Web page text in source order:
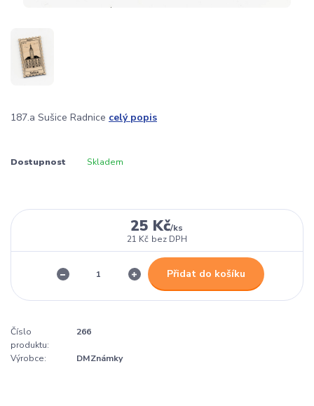
187.a Sušice Radnice celý popis
Dostupnost Skladem
25 Kč/ks
21 Kč bez DPH
Přidat do košíku
Číslo
produktu:
266
Výrobce: DMZnámky